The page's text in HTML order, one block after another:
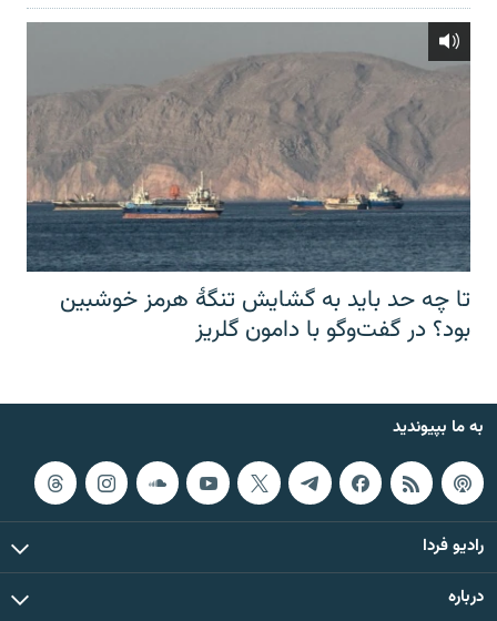
تا چه حد باید به گشایش تنگهٔ هرمز خوشبین
بود؟ در گفت‌وگو با دامون گلریز
به ما بپیوندید
رادیو فردا
درباره